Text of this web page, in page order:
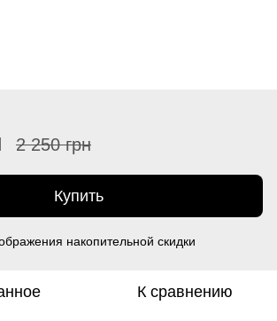
2 250 грн
Купить
накопительной скидки
К сравнению